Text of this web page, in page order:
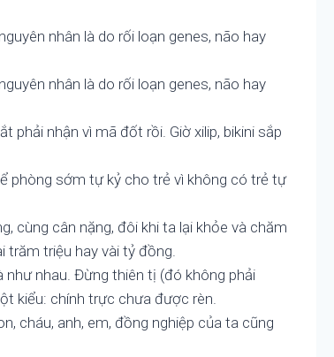
nhân là do rối loạn genes, não hay
nhân là do rối loạn genes, não hay
phải nhận vì mã đốt rồi. Giờ xilip, bikini sắp
phòng sớm tự kỷ cho trẻ vì không có trẻ tự
cùng cân nặng, đôi khi ta lại khỏe và chăm
triệu hay vài tỷ đồng.
như nhau. Đừng thiên tị (đó không phải
kiểu: chính trực chưa được rèn.
cháu, anh, em, đồng nghiệp của ta cũng